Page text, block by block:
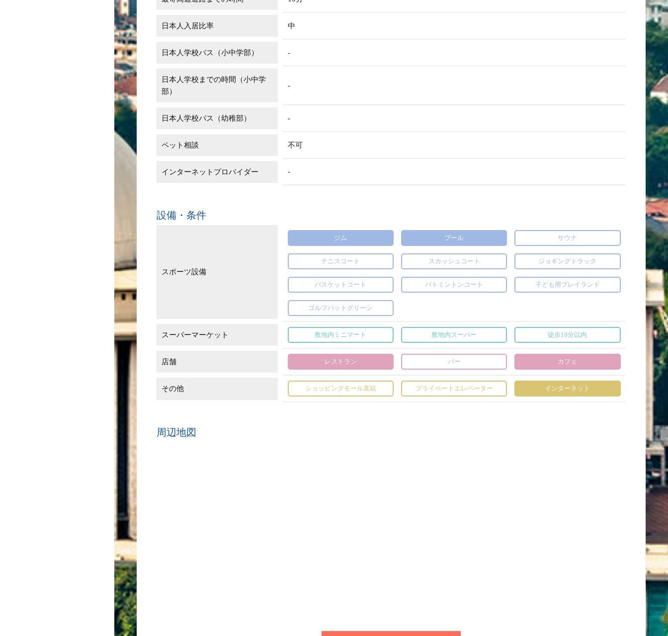
日本人入居比率 中
日本人学校バス（小中学部） -
日本人学校までの時間（小中学
部）
-
日本人学校バス（幼稚部） -
ペット相談 不可
インターネットプロバイダー -
設備・条件
スポーツ設備
ジム プール サウナ
テニスコート スカッシュコート ジョギングトラック
バスケットコート バトミントンコート 子ども用プレイランド
ゴルフパットグリーン
スーパーマーケット 敷地内ミニマート 敷地内スーパー 徒歩10分以内
店舗 レストラン バー カフェ
その他 ショッピングモール直結 プライベートエレベーター インターネット
周辺地図